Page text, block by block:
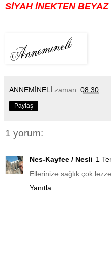
SİYAH İNEKTEN
ANNEMİNELİ zaman: 08:30
Paylaş
1 yorum:
Nes-Kayfee / Nesli 1
Ellerinize sağlık çok
Yanıtla